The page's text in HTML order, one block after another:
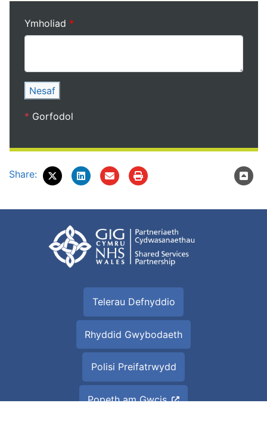
Ymholiad
Nesaf
* Gorfodol
Share:
Telerau Defnyddio
Rhyddid Gwybodaeth
Polisi Preifatrwydd
Popeth am Gwcis